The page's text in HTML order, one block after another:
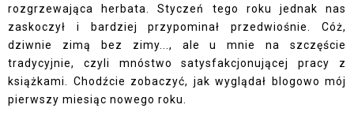
rozgrzewająca herbata. Styczeń tego roku jednak nas
zaskoczył i bardziej przypominał przedwiośnie. Cóż,
dziwnie zimą bez zimy..., ale u mnie na szczęście
tradycyjnie, czyli mnóstwo satysfakcjonującej pracy z
książkami. Chodźcie zobaczyć, jak wyglądał blogowo mój
pierwszy miesiąc nowego roku.